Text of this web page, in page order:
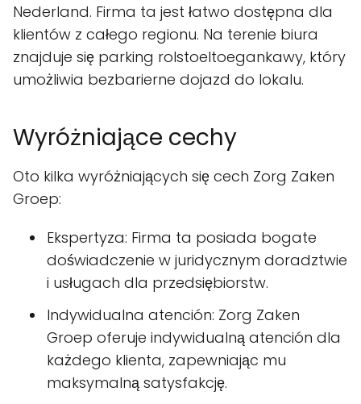
Nederland. Firma ta jest łatwo dostępna dla
klientów z całego regionu. Na terenie biura
znajduje się parking rolstoeltoegankawy, który
umożliwia bezbarierne dojazd do lokalu.
Wyróżniające cechy
Oto kilka wyróżniających się cech Zorg Zaken
Groep:
Ekspertyza: Firma ta posiada bogate
doświadczenie w juridycznym doradztwie
i usługach dla przedsiębiorstw.
Indywidualna atención: Zorg Zaken
Groep oferuje indywidualną atención dla
każdego klienta, zapewniając mu
maksymalną satysfakcję.